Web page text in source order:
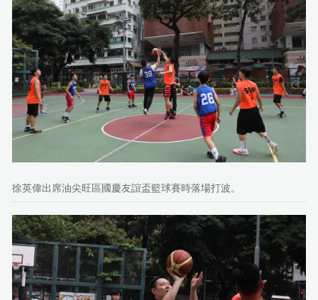
徐英偉出席油尖旺區國慶友誼盃籃球賽時落場打波。